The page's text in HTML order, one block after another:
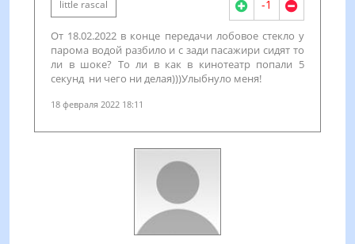
little rascal -1
От 18.02.2022 в конце передачи лобовое стекло у
парома водой разбило и с зади пасажири сидят то
ли в шоке? То ли в как в кинотеатр попали 5
секунд ни чего ни делая)))Улыбнуло меня!
18 февраля 2022 18:11